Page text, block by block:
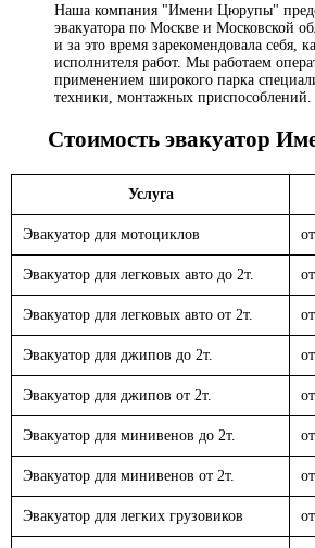
Наша компания "Имени Цюрупы"
эвакуатора по Москве и Московской
и за это время зарекомендовала себя,
исполнителя работ. Мы работаем
применением широкого парка
техники, монтажных приспособлений.
Стоимость эвакуатор
Услуга
Эвакуатор для мотоциклов
Эвакуатор для легковых авто до 2т.
Эвакуатор для легковых авто от 2т.
Эвакуатор для джипов до 2т.
Эвакуатор для джипов от 2т.
Эвакуатор для минивенов до 2т.
Эвакуатор для минивенов от 2т.
Эвакуатор для легких грузовиков